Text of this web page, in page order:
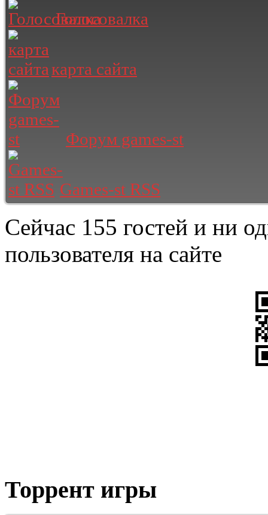
Голосовалка
карта сайта
Форум games-st
Games-st RSS
Сейчас 155 гостей и ни
пользователя на сайте
Торрент игры